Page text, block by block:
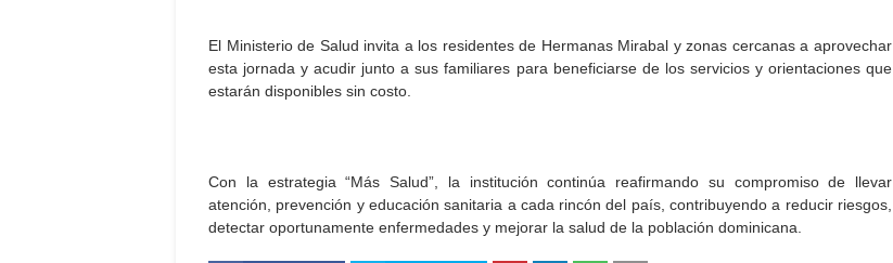
El Ministerio de Salud invita a los residentes de Hermanas Mirabal y zonas cercanas a aprovechar
esta jornada y acudir junto a sus familiares para beneficiarse de los servicios y orientaciones que
estarán disponibles sin costo.
Con la estrategia “Más Salud”, la institución continúa reafirmando su compromiso de llevar
atención, prevención y educación sanitaria a cada rincón del país, contribuyendo a reducir riesgos,
detectar oportunamente enfermedades y mejorar la salud de la población dominicana.